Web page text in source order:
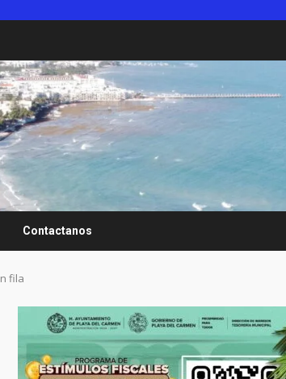
Contactanos
fila